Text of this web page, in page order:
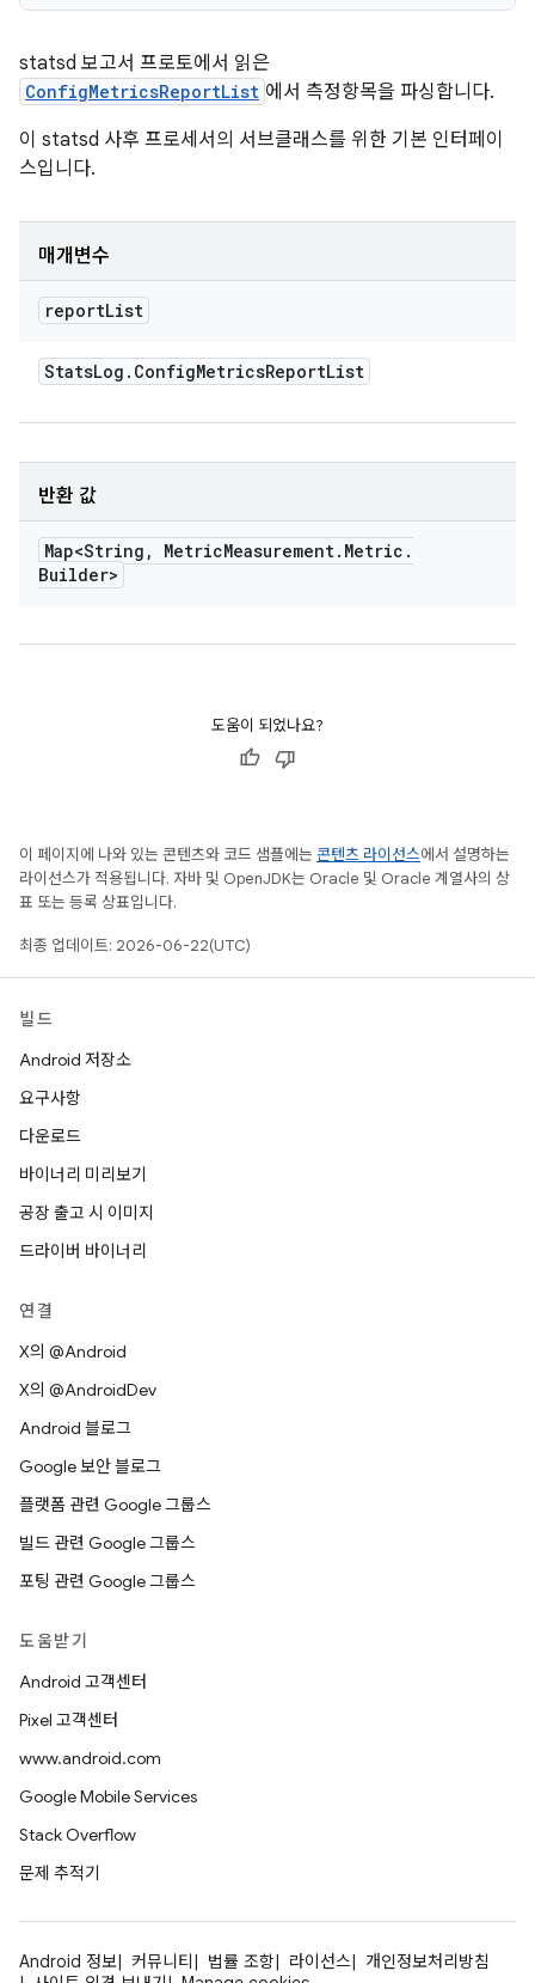
statsd 보고서 프로토에서 읽은
ConfigMetricsReportList 에서 측정항목을 파싱합니다.
이 statsd 사후 프로세서의 서브클래스를 위한 기본 인터페이
스입니다.
매개변수
reportList
StatsLog . ConfigMetricsReportList
반환 값
Map<String , MetricMeasurement. Metric .
Builder>
도움이 되었나요?
이 페이지에 나와 있는 콘텐츠와 코드 샘플에는 콘텐츠 라이선스에서 설명하는
라이선스가 적용됩니다. 자바 및 OpenJDK는 Oracle 및 Oracle 계열사의 상
표 또는 등록 상표입니다.
최종 업데이트: 2026-06-22(UTC)
빌드
Android 저장소
요구사항
다운로드
바이너리 미리보기
공장 출고 시 이미지
드라이버 바이너리
연결
X의 @Android
X의 @AndroidDev
Android 블로그
Google 보안 블로그
플랫폼 관련 Google 그룹스
빌드 관련 Google 그룹스
포팅 관련 Google 그룹스
도움받기
Android 고객센터
Pixel 고객센터
www.android.com
Google Mobile Services
Stack Overflow
문제 추적기
Android 정보 커뮤니티 법률 조항 라이선스
개인정보처리방침